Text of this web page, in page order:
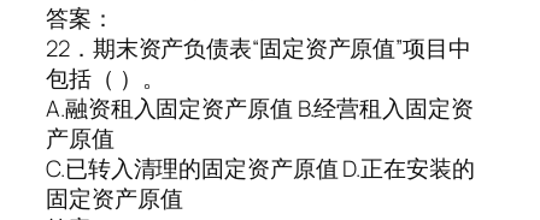
答案：
22．期末资产负债表“固定资产原值”项目中
包括（ ）。
A.融资租入固定资产原值 B.经营租入固定资
产原值
C.已转入清理的固定资产原值 D.正在安装的
固定资产原值